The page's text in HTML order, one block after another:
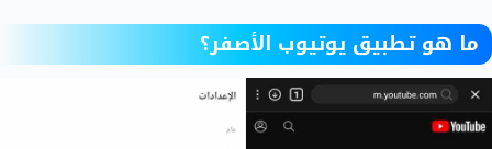
ما هو تطبيق يوتيوب الأصفر؟